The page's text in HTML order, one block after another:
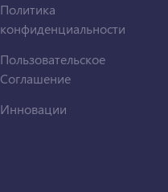
Политика
конфиденциальности
Пользовательское
Соглашение
Инновации